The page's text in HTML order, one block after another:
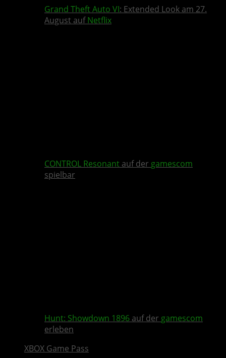
Grand Theft Auto VI: Extended Look am 27.
August aufNetflix
CONTROL Resonant auf der gamescom
spielbar
Hunt: Showdown 1896 auf der gamescom
erleben
XBOX Game Pass